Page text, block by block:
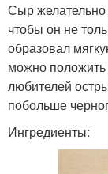
Сыр
чтобы он не
образовал
можно положить
любителей
побольше
Ингредиенты: